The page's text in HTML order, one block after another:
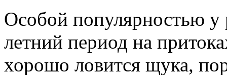
Особой популярностью у
летний период на
хорошо ловится щука,